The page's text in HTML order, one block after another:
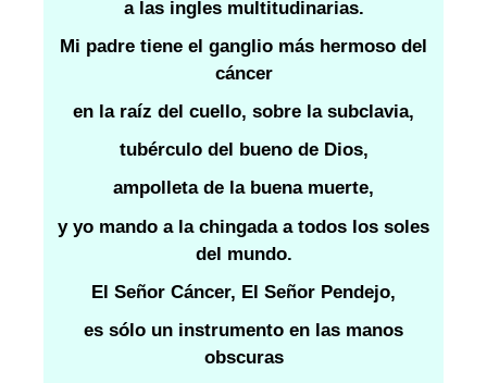
a las ingles multitudinarias.
Mi padre tiene el ganglio más hermoso del
cáncer
en la raíz del cuello, sobre la subclavia,
tubérculo del bueno de Dios,
ampolleta de la buena muerte,
y yo mando a la chingada a todos los soles
del mundo.
El Señor Cáncer, El Señor Pendejo,
es sólo un instrumento en las manos
obscuras